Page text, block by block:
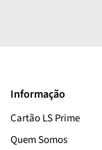
Informação
Cartão LS Prime
Quem Somos